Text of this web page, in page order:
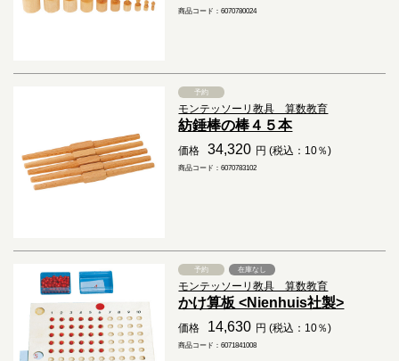
商品コード：6070780024
予約
モンテッソーリ教具 算数教育
紡錘棒の棒４５本
価格 34,320 円 (税込：10％)
商品コード：6070783102
予約 在庫なし
モンテッソーリ教具 算数教育
かけ算板 <Nienhuis社製>
価格 14,630 円 (税込：10％)
商品コード：6071841008